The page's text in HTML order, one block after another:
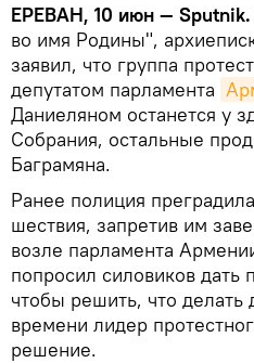
ЕРЕВАН, 10 июн — Sputnik.
во имя Родины",
заявил, что группа
депутатом парламента
Даниеляном останется у
Собрания, остальные
Баграмяна.
Ранее полиция
шествия, запретив им
возле парламента
попросил силовиков дать
чтобы решить, что
времени лидер
решение.